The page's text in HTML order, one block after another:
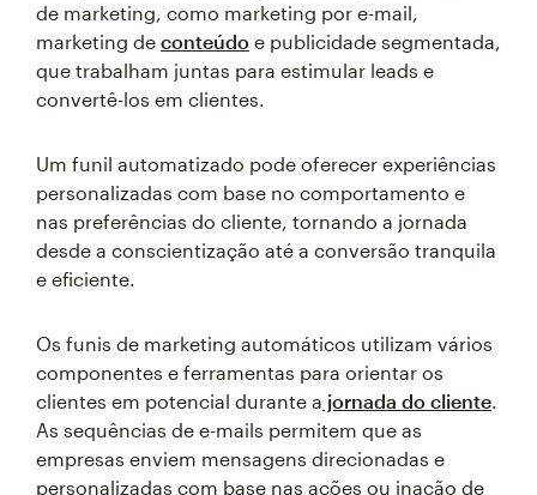
de marketing, como marketing por e-mail,
marketing de conteúdo e publicidade segmentada,
que trabalham juntas para estimular leads e
convertê-los em clientes.
Um funil automatizado pode oferecer experiências
personalizadas com base no comportamento e
nas preferências do cliente, tornando a jornada
desde a conscientização até a conversão tranquila
e eficiente.
Os funis de marketing automáticos utilizam vários
componentes e ferramentas para orientar os
clientes em potencial durante a jornada do cliente.
As sequências de e-mails permitem que as
empresas enviem mensagens direcionadas e
personalizadas com base nas ações ou inação de